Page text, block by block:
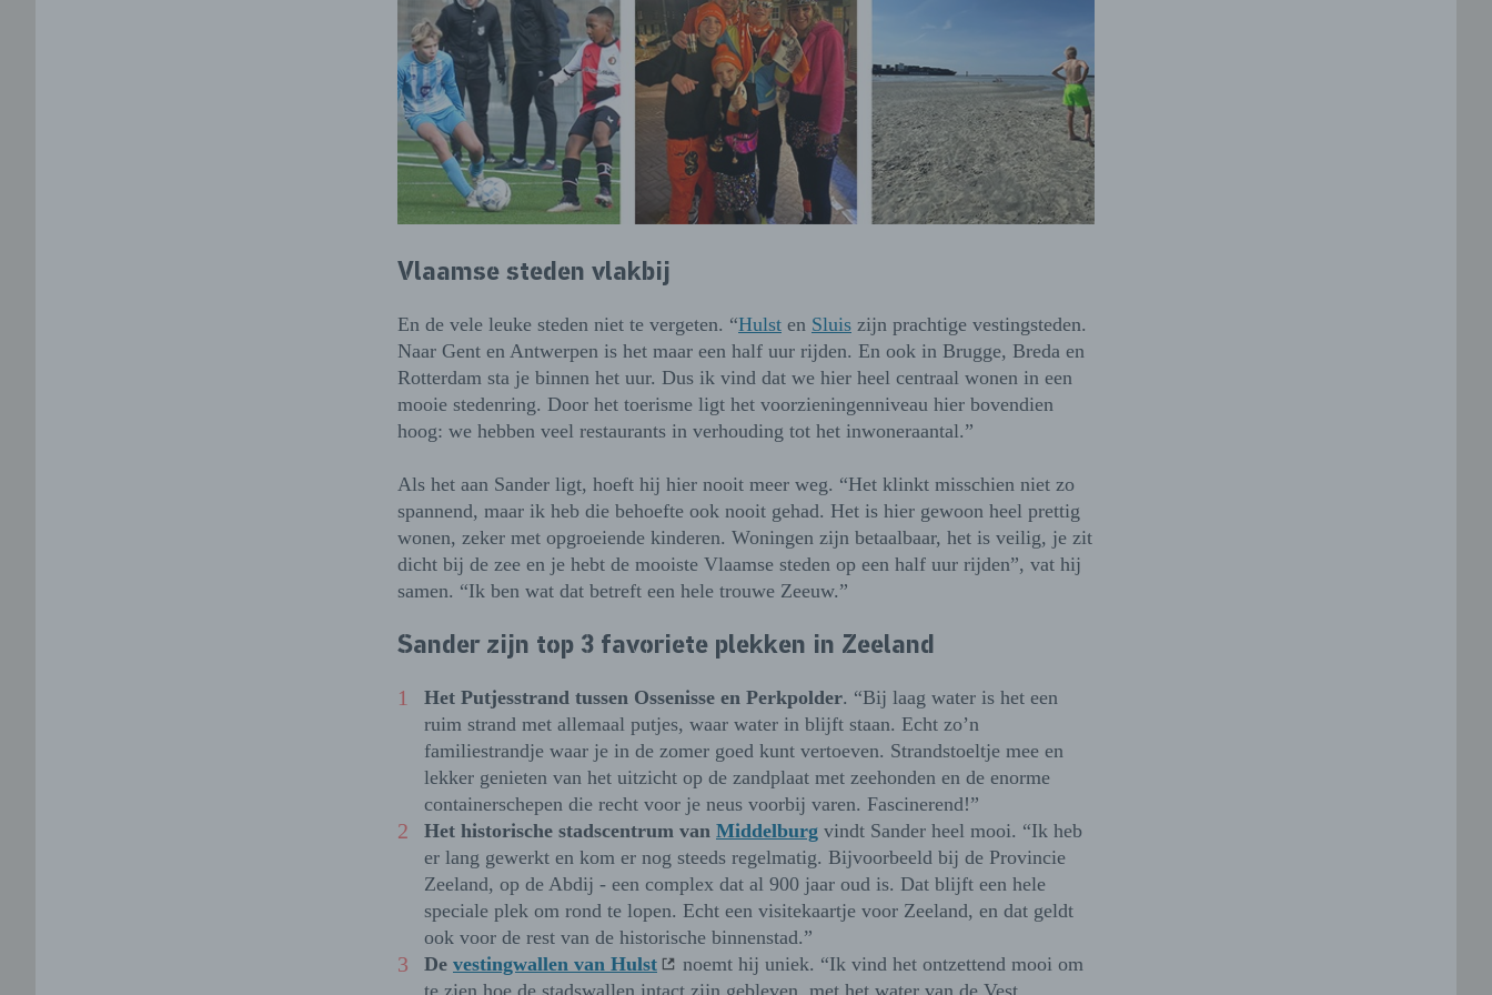
Vlaamse steden vlakbij
En de vele leuke steden niet te vergeten. “Hulst en Sluis zijn prachtige vestingsteden.
Naar Gent en Antwerpen is het maar een half uur rijden. En ook in Brugge, Breda en
Rotterdam sta je binnen het uur. Dus ik vind dat we hier heel centraal wonen in een
mooie stedenring. Door het toerisme ligt het voorzieningenniveau hier bovendien
hoog: we hebben veel restaurants in verhouding tot het inwoneraantal.”
Als het aan Sander ligt, hoeft hij hier nooit meer weg. “Het klinkt misschien niet zo
spannend, maar ik heb die behoefte ook nooit gehad. Het is hier gewoon heel prettig
wonen, zeker met opgroeiende kinderen. Woningen zijn betaalbaar, het is veilig, je zit
dicht bij de zee en je hebt de mooiste Vlaamse steden op een half uur rijden”, vat hij
samen. “Ik ben wat dat betreft een hele trouwe Zeeuw.”
Sander zijn top 3 favoriete plekken in Zeeland
Het Putjesstrand tussen Ossenisse en Perkpolder. “Bij laag water is het een
ruim strand met allemaal putjes, waar water in blijft staan. Echt zo’n
familiestrandje waar je in de zomer goed kunt vertoeven. Strandstoeltje mee en
lekker genieten van het uitzicht op de zandplaat met zeehonden en de enorme
containerschepen die recht voor je neus voorbij varen. Fascinerend!”
Het historische stadscentrum van Middelburg vindt Sander heel mooi. “Ik heb
er lang gewerkt en kom er nog steeds regelmatig. Bijvoorbeeld bij de Provincie
Zeeland, op de Abdij - een complex dat al 900 jaar oud is. Dat blijft een hele
speciale plek om rond te lopen. Echt een visitekaartje voor Zeeland, en dat geldt
ook voor de rest van de historische binnenstad.”
De vestingwallen van Hulst
noemt hij uniek. “Ik vind het ontzettend mooi om
te zien hoe de stadswallen intact zijn gebleven, met het water van de Vest